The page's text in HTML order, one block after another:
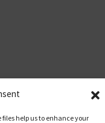
files help us to enhance your